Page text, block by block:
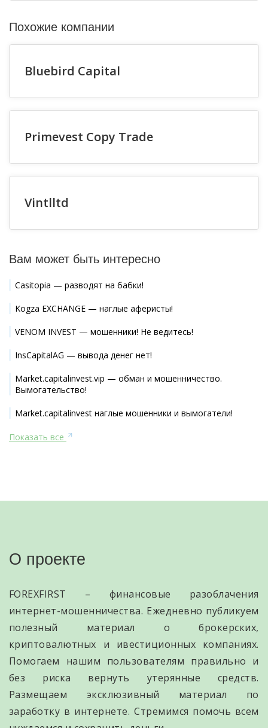
Похожие компании
Bluebird Capital
Primevest Copy Trade
Vintlltd
Вам может быть интересно
Casitopia — разводят на бабки!
Kogza EXCHANGE — наглые аферисты!
VENOM INVEST — мошенники! Не ведитесь!
InsCapitalAG — вывода денег нет!
Market.capitalinvest.vip — обман и мошенничество.
Вымогательство!
Market.capitalinvest наглые мошенники и вымогатели!
Показать все
О проекте
FOREXFIRST – финансовые разоблачения
интернет-мошенничества. Ежедневно публикуем
полезный материал о брокерских,
криптовалютных и ивестиционных компаниях.
Помогаем нашим пользователям правильно и
без риска вернуть утерянные средств.
Размещаем эксклюзивный материал по
заработку в интернете. Стремимся помочь всем